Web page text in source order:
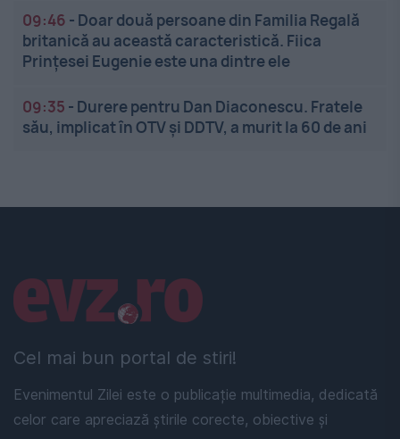
09:46 - Doar două persoane din Familia Regală
britanică au această caracteristică. Fiica
Prințesei Eugenie este una dintre ele
09:35 - Durere pentru Dan Diaconescu. Fratele
său, implicat în OTV și DDTV, a murit la 60 de ani
Cel mai bun portal de stiri!
Evenimentul Zilei este o publicație multimedia, dedicată
celor care apreciază știrile corecte, obiective și
Linkuri utile